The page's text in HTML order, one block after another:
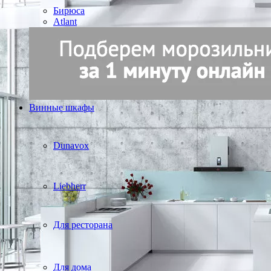
Бирюса
Atlant
Винные шкафы
Dunavox
Liebherr
Для ресторана
Для дома